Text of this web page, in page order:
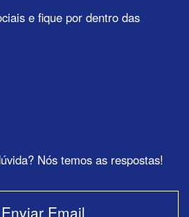
e fique por dentro das
Nós temos as respostas!
Enviar Email